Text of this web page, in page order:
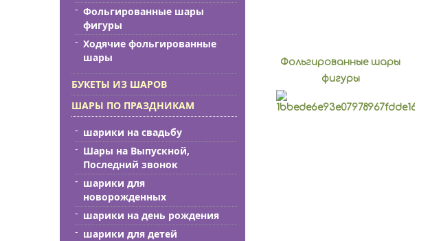
Фольгированные шары
фигуры
Ходячие фольгированные
шары
БУКЕТЫ ИЗ ШАРОВ
ШАРЫ ПО ПРАЗДНИКАМ
шарики на свадьбу
Шары на Выпускной,
Последний звонок
шарики для
новорожденных
шарики на день рождения
шарики для детей
Фольгированные шары
фигуры